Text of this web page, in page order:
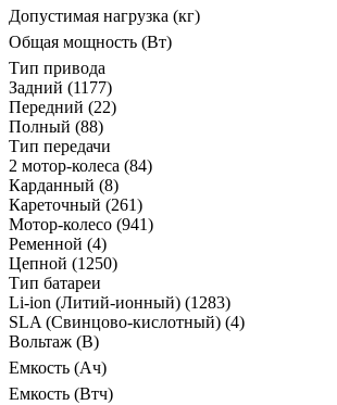
Допустимая нагрузка (кг)
Общая мощность (Вт)
Тип привода
Задний (1177)
Передний (22)
Полный (88)
Тип передачи
2 мотор-колеса (84)
Карданный (8)
Кареточный (261)
Мотор-колесо (941)
Ременной (4)
Цепной (1250)
Тип батареи
Li-ion (Литий-ионный) (1283)
SLA (Свинцово-кислотный) (4)
Вольтаж (В)
Емкость (Ач)
Емкость (Втч)